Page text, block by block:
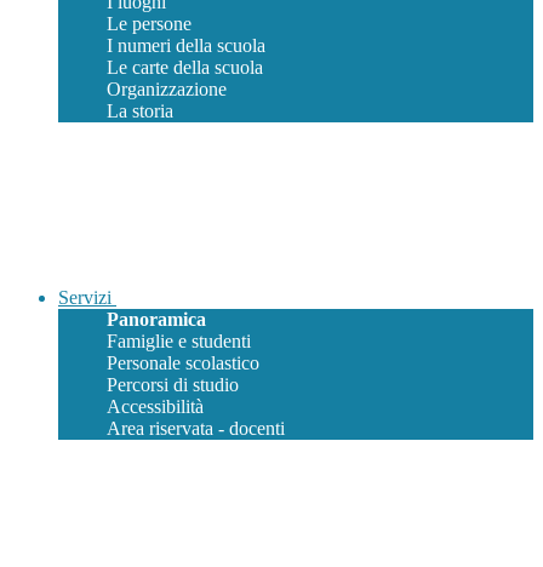
Le persone
I numeri della scuola
Le carte della scuola
Organizzazione
La storia
Servizi
Panoramica
Famiglie e studenti
Personale scolastico
Percorsi di studio
Accessibilità
Area riservata - docenti